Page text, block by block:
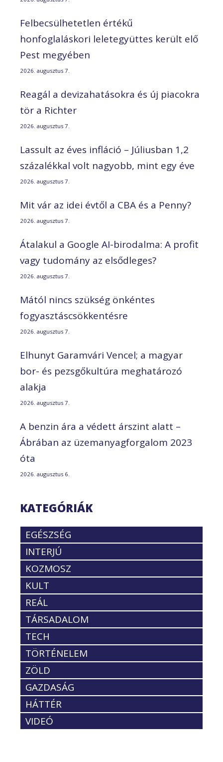
Felbecsülhetetlen értékű
honfoglaláskori leletegyüttes került elő
Pest megyében
2026. augusztus 7.
Reagál a devizahatásokra és új piacokra
tör a Richter
2026. augusztus 7.
Lassult az éves infláció – Júliusban 1,2
százalékkal volt nagyobb, mint egy éve
2026. augusztus 7.
Mit vár az idei évtől a CBA és a Penny?
2026. augusztus 7.
Átalakul a Google AI-birodalma: A profit
vagy tudomány az elsődleges?
2026. augusztus 7.
Mától nincs szükség önkéntes
fogyasztáscsökkentésre
2026. augusztus 7.
Elhunyt Garamvári Vencel; a magyar
bor- és pezsgőkultúra meghatározó
alakja
2026. augusztus 7.
A benzin ára a védett árszint alatt –
Ábrában az üzemanyagforgalom 2023
óta
2026. augusztus 6.
KATEGÓRIÁK
EGÉSZSÉG
INTERJÚ
KOZMOSZ
KULT
REÁL
TÁRSADALOM
TECH
TÖRTÉNELEM
ZÖLD
GAZDASÁG
HÁTTÉR
VIDEÓ